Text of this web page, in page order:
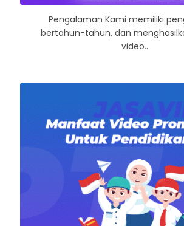
Pengalaman Kami memiliki
bertahun-tahun, dan
video..